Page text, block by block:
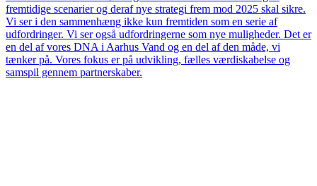
fremtidige scenarier og deraf nye strategi frem mod 2025 skal sikre.
Vi ser i den sammenhæng ikke kun fremtiden som en serie af
udfordringer. Vi ser også udfordringerne som nye muligheder. Det er
en del af vores DNA i Aarhus Vand og en del af den måde, vi
tænker på. Vores fokus er på udvikling, fælles værdiskabelse og
samspil gennem partnerskaber.